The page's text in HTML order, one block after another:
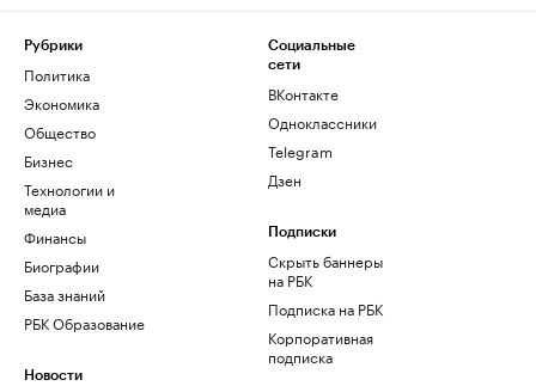
Рубрики
Политика
Экономика
Общество
Бизнес
Технологии и
медиа
Финансы
Биографии
База знаний
РБК Образование
Новости
Социальные
сети
ВКонтакте
Одноклассники
Telegram
Дзен
Подписки
Скрыть баннеры
на РБК
Подписка на РБК
Корпоративная
подписка